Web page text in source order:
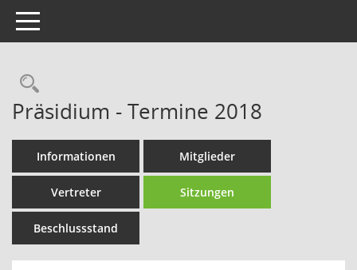
Toggle navigation
Rechercheauswahl
Präsidium - Termine 2018
Informationen Mitglieder
Vertreter Sitzungen
Beschlussstand